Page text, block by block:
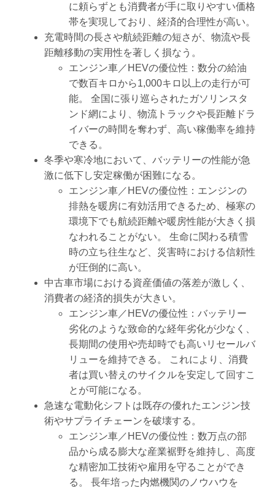
に頼らずとも消費者が手に取りやすい価格
帯を実現しており、経済的合理性が高い。
充電時間の長さや航続距離の短さが、物流や長
距離移動の実用性を著しく損なう。
エンジン車／HEVの優位性：数分の給油
で数百キロから1,000キロ以上の走行が可
能。 全国に張り巡らされたガソリンスタ
ンド網により、物流トラックや長距離ドラ
イバーの時間を奪わず、高い稼働率を維持
できる。
冬季や寒冷地において、バッテリーの性能が急
激に低下し安定稼働が困難になる。
エンジン車／HEVの優位性：エンジンの
排熱を暖房に有効活用できるため、極寒の
環境下でも航続距離や暖房性能が大きく損
なわれることがない。 生命に関わる積雪
時の立ち往生など、災害時における信頼性
が圧倒的に高い。
中古車市場における資産価値の落差が激しく、
消費者の経済的損失が大きい。
エンジン車／HEVの優位性：バッテリー
劣化のような致命的な経年劣化が少なく、
長期間の使用や売却時でも高いリセールバ
リューを維持できる。 これにより、消費
者は買い替えのサイクルを安定して回すこ
とが可能になる。
急速な電動化シフトは既存の優れたエンジン技
術やサプライチェーンを破壊する。
エンジン車／HEVの優位性：数万点の部
品から成る膨大な産業裾野を維持し、高度
な精密加工技術や雇用を守ることができ
る。 長年培った内燃機関のノウハウを